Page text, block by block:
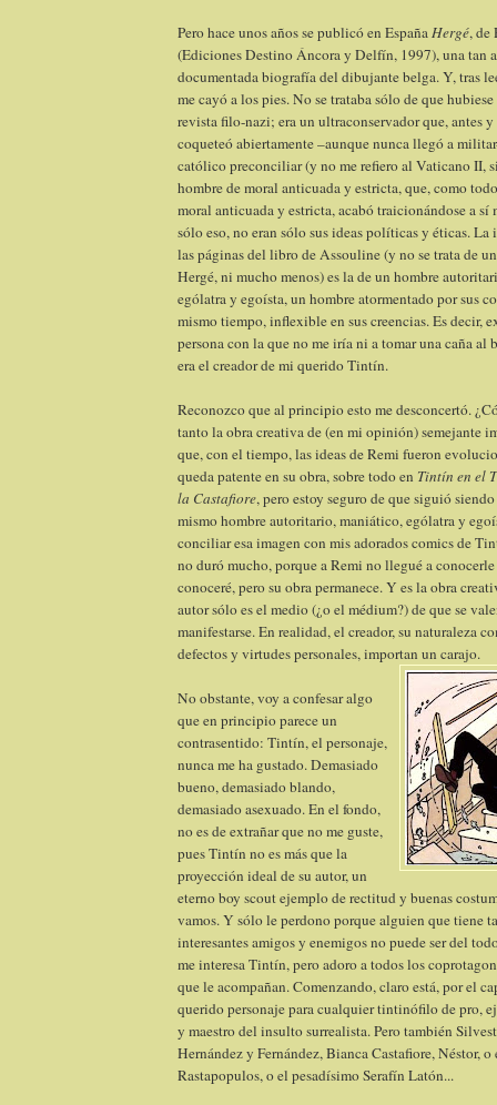
Pero hace unos años se publicó en EspañaHergé, de
(Ediciones Destino Áncora y Delfín, 1997), una tan
documentada biografía del dibujante belga. Y, tras
me cayó a los pies. No se trataba sólo de que
revista filo-nazi; era un ultraconservador que, antes
coqueteó abiertamente –aunque nunca llegó a
católico preconciliar (y no me refiero al Vaticano II,
hombre de moral anticuada y estricta, que, como
moral anticuada y estricta, acabó traicionándose a sí
sólo eso, no eran sólo sus ideas políticas y éticas. La
las páginas del libro de Assouline (y no se trata de
Hergé, ni mucho menos) es la de un hombre
ególatra y egoísta, un hombre atormentado por sus
mismo tiempo, inflexible en sus creencias. Es decir,
persona con la que no me iría ni a tomar una caña al
era el creador de mi querido Tintín.
Reconozco que al principio esto me desconcertó.
tanto la obra creativa de (en mi opinión) semejante
que, con el tiempo, las ideas de Remi fueron
queda patente en su obra, sobre todo en Tintín en el
la Castafiore, pero estoy seguro de que siguió
mismo hombre autoritario, maniático, ególatra y
conciliar esa imagen con mis adorados comics de
no duró mucho, porque a Remi no llegué a
conoceré, pero su obra permanece. Y es la obra
autor sólo es el medio (¿o el médium?) de que se
manifestarse. En realidad, el creador, su naturaleza
defectos y virtudes personales, importan un carajo.
No obstante, voy a confesar algo
que en principio parece un
contrasentido: Tintín, el personaje,
nunca me ha gustado. Demasiado
bueno, demasiado blando,
demasiado asexuado. En el fondo,
no es de extrañar que no me guste,
pues Tintín no es más que la
proyección ideal de su autor, un
eterno boy scout ejemplo de rectitud y buenas
vamos. Y sólo le perdono porque alguien que tiene
interesantes amigos y enemigos no puede ser del
me interesa Tintín, pero adoro a todos los
que le acompañan. Comenzando, claro está, por el
querido personaje para cualquier tintinófilo de pro,
y maestro del insulto surrealista. Pero también
Hernández y Fernández, Bianca Castafiore, Néstor,
Rastapopulos, o el pesadísimo Serafín Latón...